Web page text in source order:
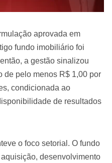
aprovada em
fundo imobiliário foi
a gestão sinalizou
de pelo menos R$ 1,00 por
condicionada ao
de resultados
o foco setorial. O fundo
desenvolvimento